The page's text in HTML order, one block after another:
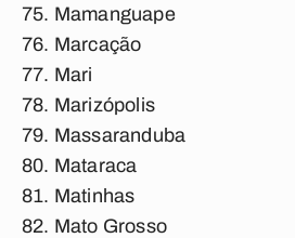
Mamanguape
Marcação
Mari
Marizópolis
Massaranduba
Mataraca
Matinhas
Mato Grosso